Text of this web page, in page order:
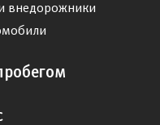
внедорожники